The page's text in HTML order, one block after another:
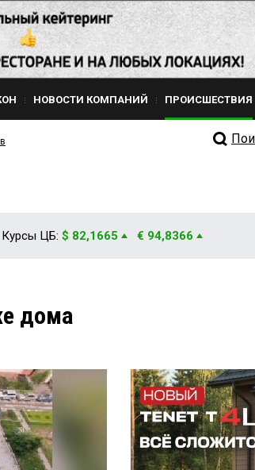
НОВОСТИ КОМПАНИЙ ПРОИСШЕСТВИЯ
Курсы ЦБ: $ 82,1665 € 94,8366
дома